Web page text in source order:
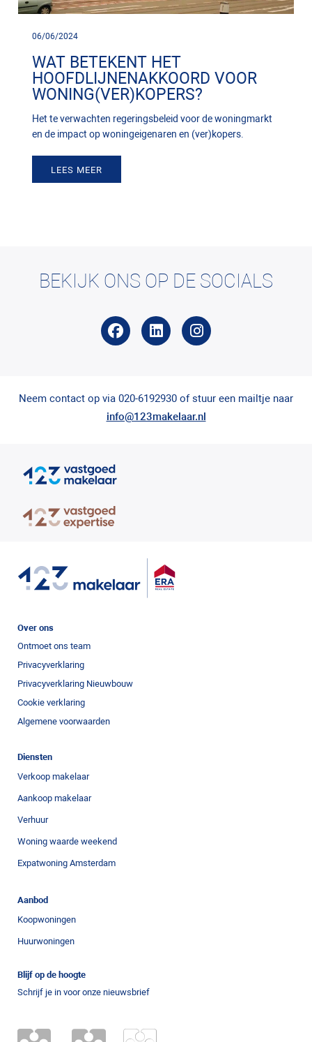
06/06/2024
WAT BETEKENT HET
HOOFDLIJNENAKKOORD VOOR
WONING(VER)KOPERS?
Het te verwachten regeringsbeleid voor de woningmarkt
en de impact op woningeigenaren en (ver)kopers.
LEES MEER
BEKIJK ONS OP DE SOCIALS
Neem contact op via 020-6192930 of stuur een mailtje naar
info@123makelaar.nl
Over ons
Ontmoet ons team
Privacyverklaring
Privacyverklaring Nieuwbouw
Cookie verklaring
Algemene voorwaarden
Diensten
Verkoop makelaar
Aankoop makelaar
Verhuur
Woning waarde weekend
Expatwoning Amsterdam
Aanbod
Koopwoningen
Huurwoningen
Blijf op de hoogte
Schrijf je in voor onze nieuwsbrief